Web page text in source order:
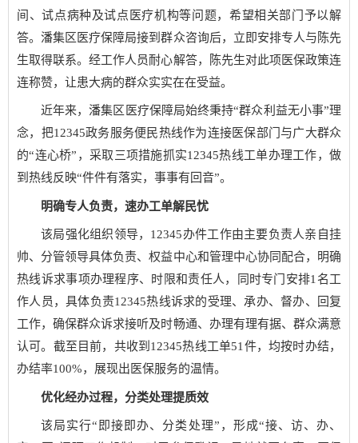
间、试点病种及试点医疗机构等问题，希望相关部门予以解
答。潘集区医疗保障局接到群众咨询后，立即安排专人与陈先
生取得联系。经工作人员耐心解答，陈先生对此项医保政策连
连称赞，让患大病的群众实实在在受益。
近年来，潘集区医疗保障局始终秉持“群众利益无小事”理
念，把12345政务服务便民热线作为连接医保部门与广大群众
的“连心桥”，采取三项措施抓实12345热线工单办理工作，做
到热线反映“件件有落实，事事有回音”。
明确专人负责，速办工单解民忧
该局强化组织领导，12345办件工作由主要负责人亲自挂
帅、分管领导具体负责、权益中心和管理中心协同配合，明确
热线诉求事项办理程序、时限和责任人，同时专门安排1名工
作人员，具体负责12345热线诉求的受理、承办、督办、回复
工作，确保群众诉求接听及时畅通、办理有理有据、群众满意
认可。截至目前，共收到12345热线工单51件，均按时办结，
办结率100%，展现出医保服务的温情。
优化经办过程，分类处理提质效
该局实行“即接即办、分类处理”，形成“接、访、办、